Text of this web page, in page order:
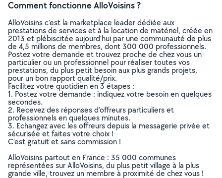
Comment fonctionne AlloVoisins ?
AlloVoisins c’est la marketplace leader dédiée aux
prestations de services et à la location de matériel, créée en
2013 et plébiscitée aujourd’hui par une communauté de plus
de 4,5 millions de membres, dont 300 000 professionnels.
Postez votre demande et trouvez proche de chez vous un
particulier ou un professionnel pour réaliser toutes vos
prestations, du plus petit besoin aux plus grands projets,
pour un bon rapport qualité/prix.
Facilitez votre quotidien en 3 étapes :
1. Postez votre demande : indiquez votre besoin en quelques
secondes.
2. Recevez des réponses d’offreurs particuliers et
professionnels en quelques minutes.
3. Echangez avec les offreurs depuis la messagerie privée et
sécurisée et faites votre choix !
C’est gratuit et sans commission !
AlloVoisins partout en France : 35 000 communes
représentées sur AlloVoisins, du plus petit village à la plus
grande ville, trouvez un membre à proximité de chez vous !